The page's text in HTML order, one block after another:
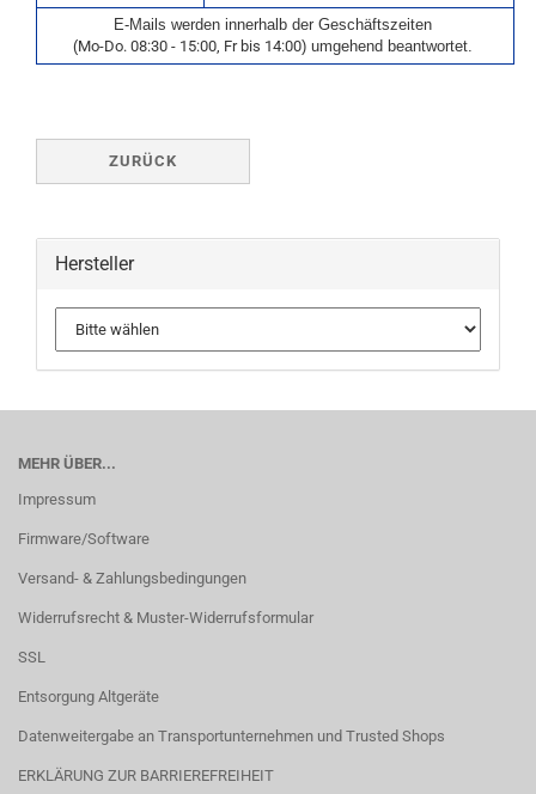
E-Mails werden innerhalb der Geschäftszeiten
(Mo-Do. 08:30 - 15:00, Fr bis 14:00) umgehend beantwortet.
ZURÜCK
Hersteller
MEHR ÜBER...
Impressum
Firmware/Software
Versand- & Zahlungsbedingungen
Widerrufsrecht & Muster-Widerrufsformular
SSL
Entsorgung Altgeräte
Datenweitergabe an Transportunternehmen und Trusted Shops
ERKLÄRUNG ZUR BARRIEREFREIHEIT